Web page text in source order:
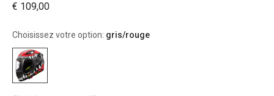
€ 109,00
Choisissez votre option: gris/rouge